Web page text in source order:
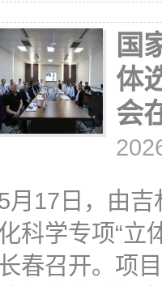
国
体
会
月17日，由
科学专项“立
春召开。项